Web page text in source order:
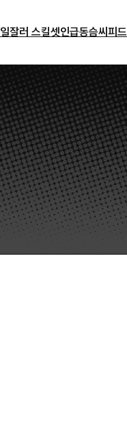
일잘러 스킬셋인급동슴씨피드